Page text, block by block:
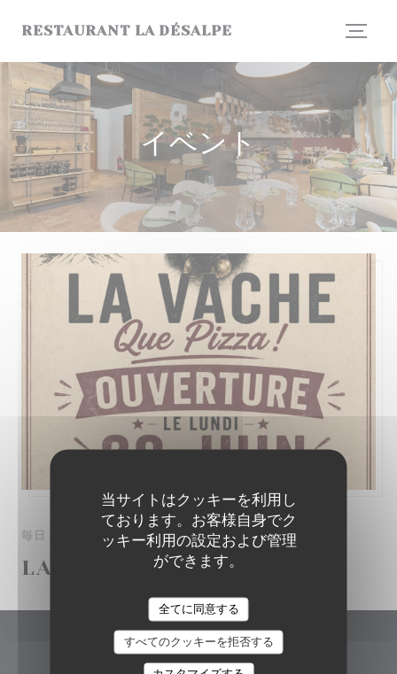
当サイトはクッキーを利用し
ております。お客様自身でク
ッキー利用の設定および管理
ができます。
全てに同意する
すべてのクッキーを拒否する
RESTAURANT LA DÉSALPE
イベント
毎日 から 11H30 まで 22H30
LA VACHE.....QUE PIZZA!
Restaurant La Désalpe
RESTAURANT LA DÉSALPE